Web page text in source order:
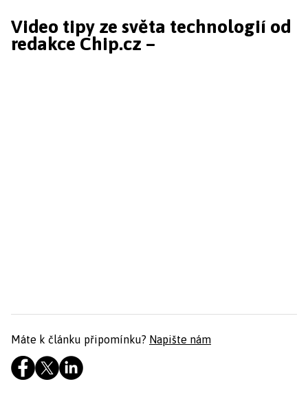
Video tipy ze světa technologií od
redakce Chip.cz –
Máte k článku připomínku? Napište nám